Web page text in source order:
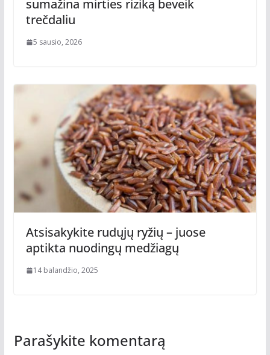
sumažina mirties riziką beveik
trečdaliu
5 sausio, 2026
Atsisakykite rudųjų ryžių – juose
aptikta nuodingų medžiagų
14 balandžio, 2025
Parašykite komentarą